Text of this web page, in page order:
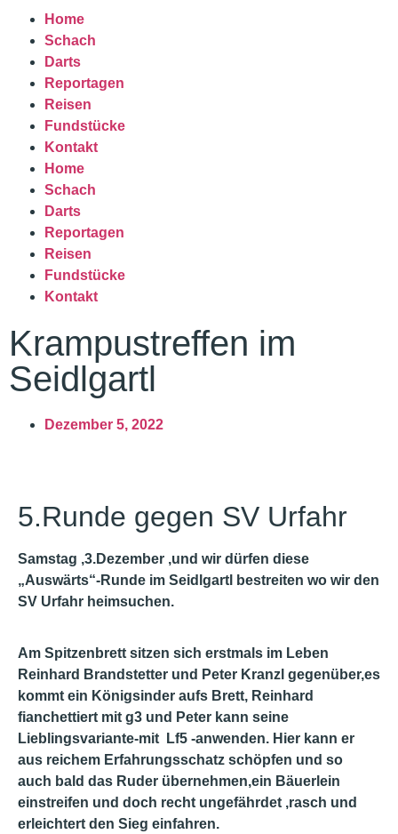
Home
Schach
Darts
Reportagen
Reisen
Fundstücke
Kontakt
Home
Schach
Darts
Reportagen
Reisen
Fundstücke
Kontakt
Krampustreffen im
Seidlgartl
Dezember 5, 2022
5.Runde gegen SV Urfahr
Samstag ,3.Dezember ,und wir dürfen diese
„Auswärts“-Runde im Seidlgartl bestreiten wo wir den
SV Urfahr heimsuchen.
Am Spitzenbrett sitzen sich erstmals im Leben
Reinhard Brandstetter und Peter Kranzl gegenüber,es
kommt ein Königsinder aufs Brett, Reinhard
fianchettiert mit g3 und Peter kann seine
Lieblingsvariante-mit Lf5 -anwenden. Hier kann er
aus reichem Erfahrungsschatz schöpfen und so
auch bald das Ruder übernehmen,ein Bäuerlein
einstreifen und doch recht ungefährdet ,rasch und
erleichtert den Sieg einfahren.